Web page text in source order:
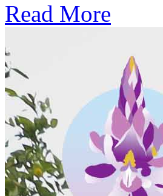
Read More